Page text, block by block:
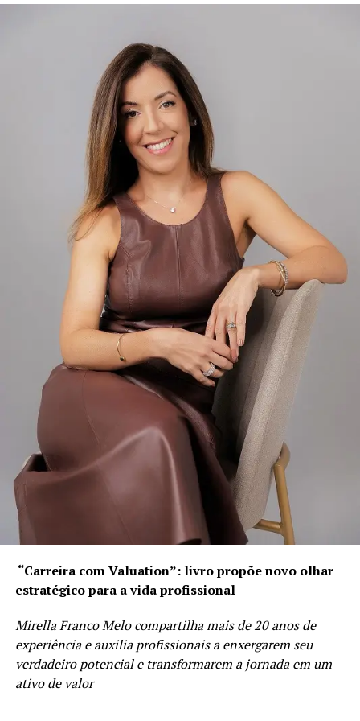
educativa, as pessoas nunca esqueceriam essa
experiência terrível. Serve de exemplo para todos
políticos e a coletividade. Mas fica nisso. Não é algo que
traria angústia e aflição.
Protocolado em 2023, o texto de Crivella foi,
inicialmente, apelidade de “anistia light” por abarcar
apenas manifestantes que se envolveram nos atos de 8
de Janeiro e não depredaram patrimônio público nem
atacaram policiais. Após a condenação de Bolsonaro e de
aliados do ex-presidente, o texto ganhou uma nova
discussão na Câmara…
BRASIL DAS INJUSTIÇAS… E O POVO PAGA A CONTA.
“Carreira com Valuation”: livro propõe novo olhar
estratégico para a vida profissional
Mirella Franco Melo compartilha mais de 20 anos de
experiência e auxilia profissionais a enxergarem seu
verdadeiro potencial e transformarem a jornada em um
ativo de valor